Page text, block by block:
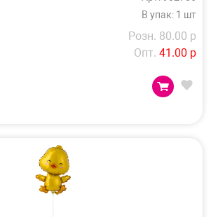
В упак: 1 шт
Розн. 80.00 р
Опт. 41.00 р